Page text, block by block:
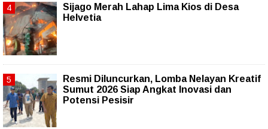
Sijago Merah Lahap Lima Kios di Desa
Helvetia
Resmi Diluncurkan, Lomba Nelayan Kreatif
Sumut 2026 Siap Angkat Inovasi dan
Potensi Pesisir